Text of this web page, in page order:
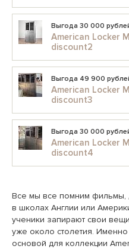
Выгода 30 000
American Locker
discount2
Выгода 49 900
American Locker
discount3
Выгода 30 000
American Locker
discount4
Все мы все помним фильмы,
в школах Англии или
ученики запирают свои
уже около столетия.
основой для коллекции